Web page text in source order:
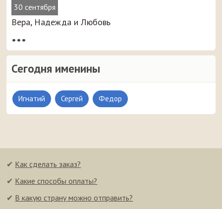
30 сентября
Вера, Надежда и Любовь
•••
Сегодня именины
Игнатий Сергей Федор
✔ Как сделать заказ?
✔ Какие способы оплаты?
✔ В какую страну можно отправить?